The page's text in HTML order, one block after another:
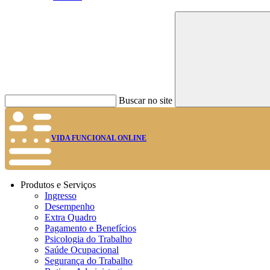
Buscar no site
VIDA FUNCIONAL ONLINE
Produtos e Serviços
Ingresso
Desempenho
Extra Quadro
Pagamento e Benefícios
Psicologia do Trabalho
Saúde Ocupacional
Segurança do Trabalho